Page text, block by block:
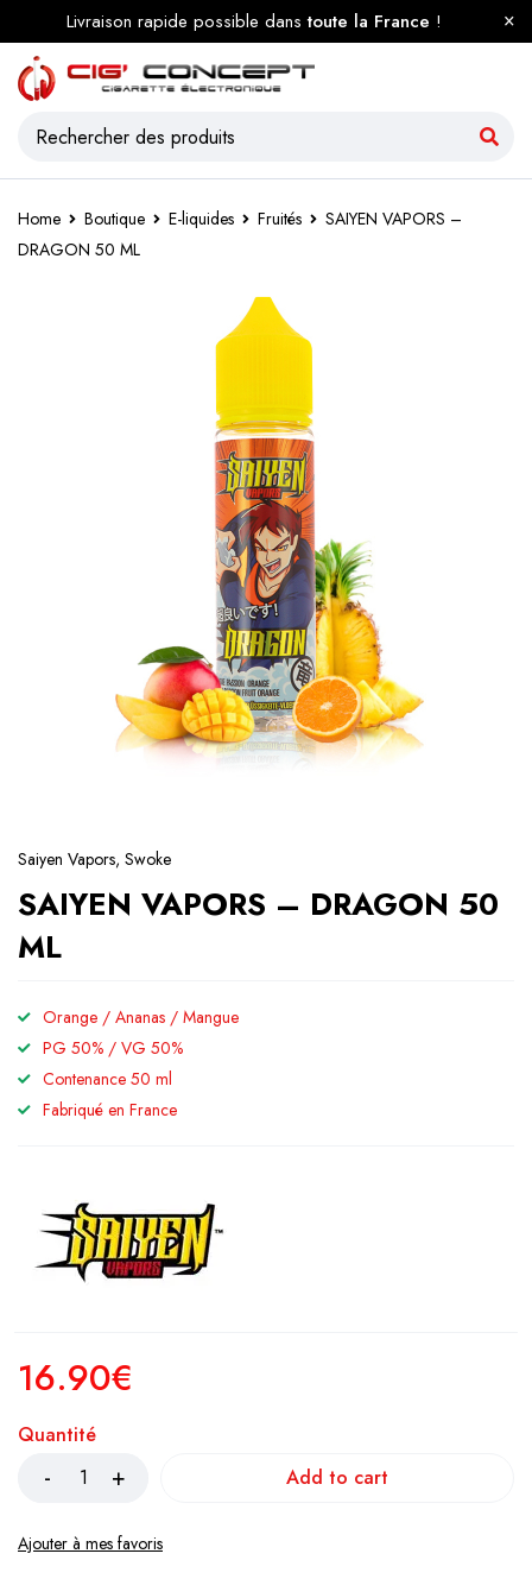
Livraison rapide possible danstoute la France !
Home Boutique E-liquides Fruités
SAIYEN VAPORS –
DRAGON 50 ML
Saiyen Vapors, Swoke
SAIYEN VAPORS – DRAGON 50
ML
Orange / Ananas / Mangue
PG 50% / VG 50%
Contenance 50 ml
Fabriqué en France
16.90€
Quantité
Add to cart